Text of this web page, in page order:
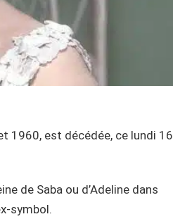
1960, est décédée, ce lundi 16
de Saba ou d’Adeline dans
symbol.